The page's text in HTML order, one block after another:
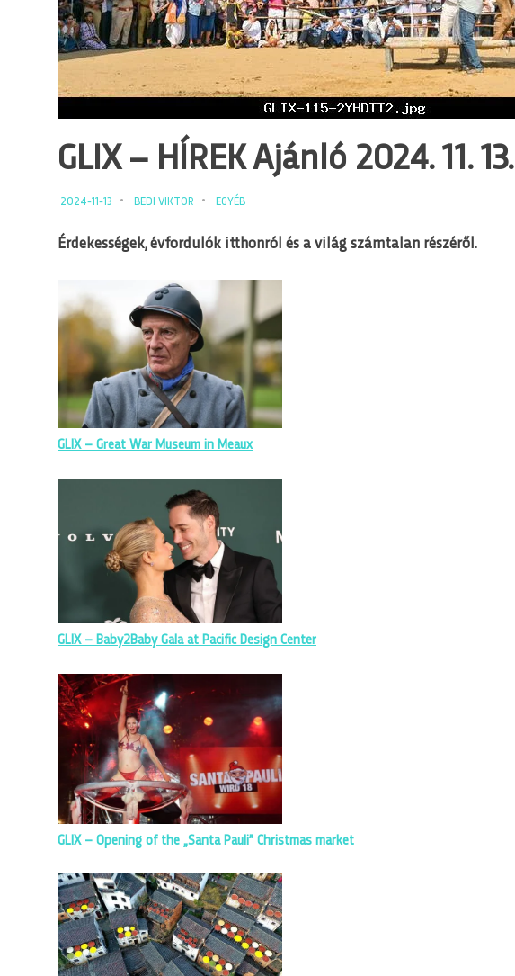
GLIX – HÍREK Ajánló 2024. 11. 13.
2024-11-13 BEDI VIKTOR EGYÉB
Érdekességek, évfordulók itthonról és a világ számtalan részéről.
GLIX – Great War Museum in Meaux
GLIX – Baby2Baby Gala at Pacific Design Center
GLIX – Opening of the „Santa Pauli” Christmas market